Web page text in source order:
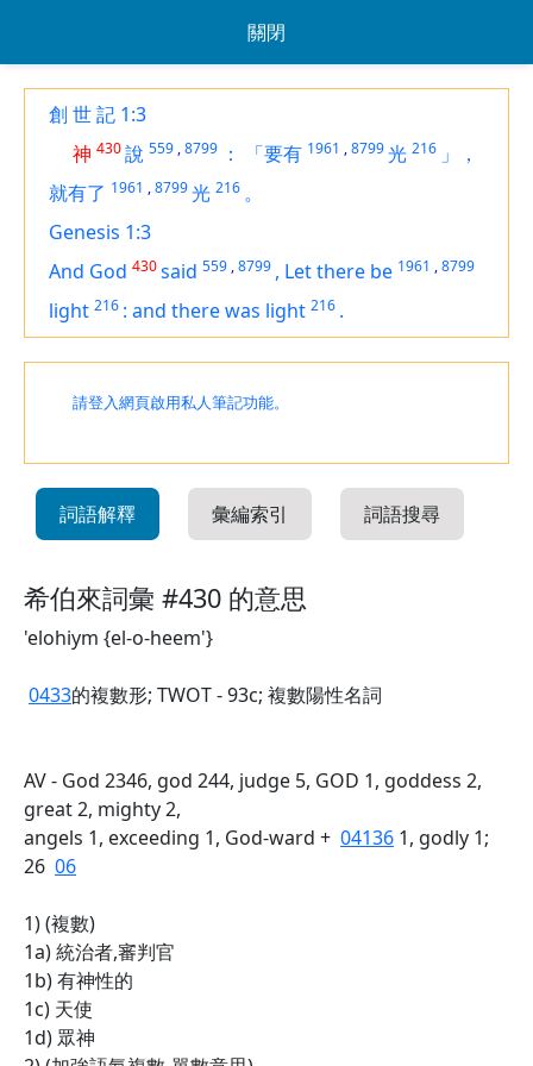
關閉
創 世 記 1:3
神 430說 559 ,8799 ： 「要有 1961 ,8799光 216 」，
就有了 1961 ,8799光 216 。
Genesis 1:3
And God 430said 559 ,8799 , Let there be 1961 ,8799
light 216 : and there was light 216 .
請登入網頁啟用私人筆記功能。
詞語解釋 彙編索引 詞語搜尋
希伯來詞彙 #430 的意思
'elohiym {el-o-heem'}
0433的複數形; TWOT - 93c; 複數陽性名詞
AV - God 2346, god 244, judge 5, GOD 1, goddess 2,
great 2, mighty 2,
angels 1, exceeding 1, God-ward + 04136 1, godly 1;
26 06
1) (複數)
1a) 統治者,審判官
1b) 有神性的
1c) 天使
1d) 眾神